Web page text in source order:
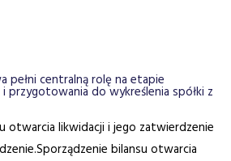
pełni centralną rolę na etapie
przygotowania do wykreślenia spółki z
otwarcia likwidacji i jego zatwierdzenie
bilansu otwarcia